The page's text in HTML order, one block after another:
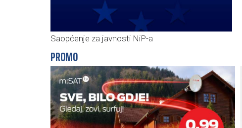
Saopćenje za javnosti NiP-a
PROMO